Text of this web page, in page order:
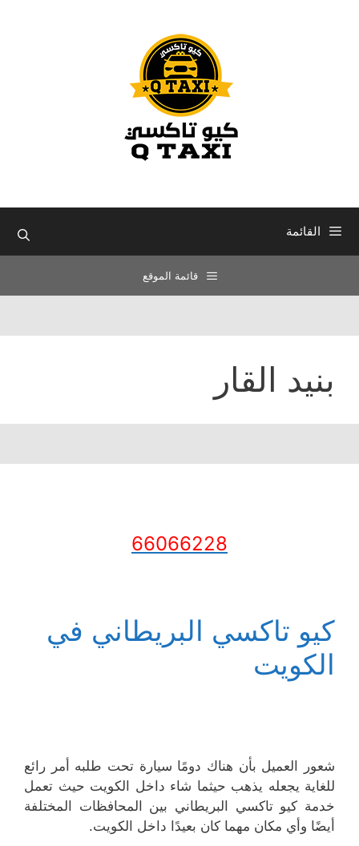
القائمة
قائمة الموقع
بنيد القار
66066228
كيو تاكسي البريطاني في
الكويت
شعور العميل بأن هناك دومًا سيارة تحت طلبه أمر رائع
للغاية يجعله يذهب حيثما شاء داخل الكويت حيث تعمل
خدمة كيو تاكسي البريطاني بين المحافظات المختلفة
أيضًا وأي مكان مهما كان بعيدًا داخل الكويت.